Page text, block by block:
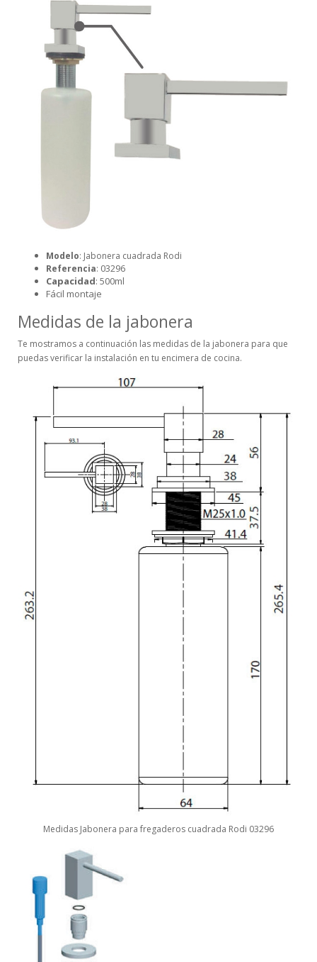
Modelo: Jabonera cuadrada Rodi
Referencia: 03296
Capacidad: 500ml
Fácil montaje
Medidas de la jabonera
Te mostramos a continuación las medidas de la jabonera para que
puedas verificar la instalación en tu encimera de cocina.
Medidas Jabonera para fregaderos cuadrada Rodi 03296